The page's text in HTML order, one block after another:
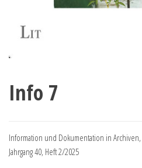
Info 7
Information und Dokumentation in
Jahrgang 40, Heft 2/2025